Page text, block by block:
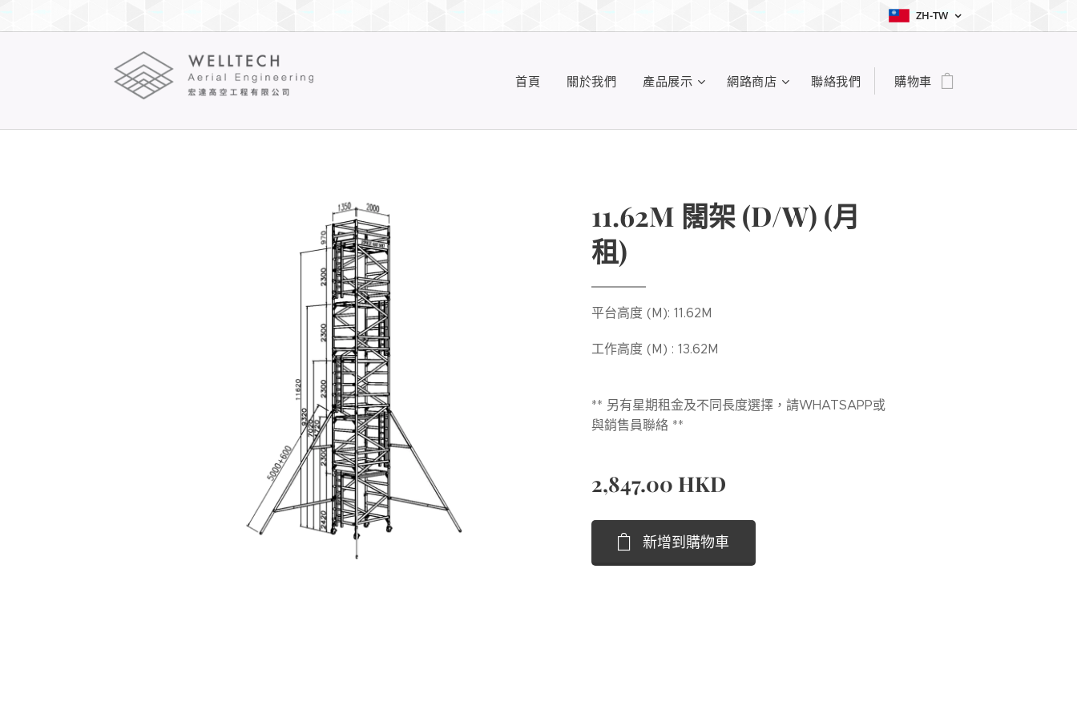
ZH-TW
首頁 關於我們 產品展示 網路商店 聯絡我們 購物車
11.62M 闊架 (D/W) (月
租)
平台高度 (M): 11.62M
工作高度 (M) : 13.62M
** 另有星期租金及不同長度選擇，請WHATSAPP或
與銷售員聯絡 **
2,847.00 HKD
新增到購物車